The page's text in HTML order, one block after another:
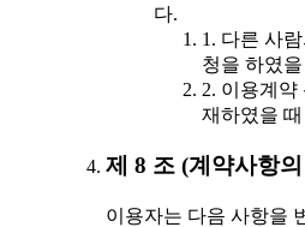
다.
1. 다른 사
청을 하였을
2. 이용계약
재하였을 때
제 8 조 (계약사항
이용자는 다음 사항을